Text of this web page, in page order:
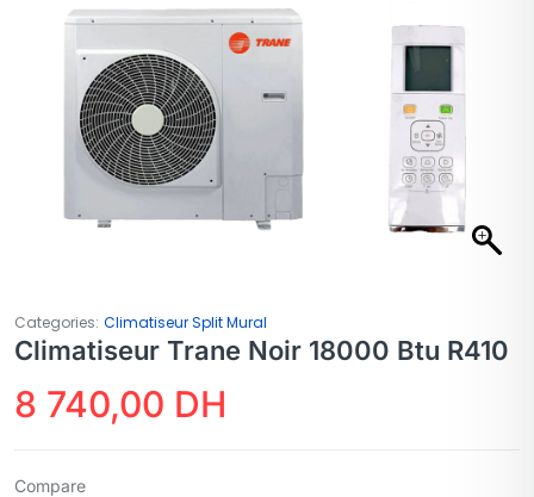
Categories: Climatiseur Split Mural
Climatiseur Trane Noir 18000 Btu R410
8 740,00 DH
Compare